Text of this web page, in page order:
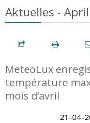
Aktuelles -
MeteoLux
température
mois d’avril
21-04-